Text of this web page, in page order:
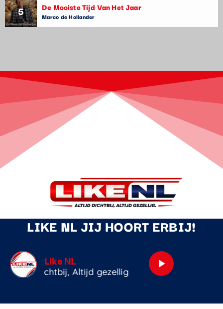
5 De Mooiste Tijd Van Het Jaar
Marco de Hollander
LIKE NL JIJ HOORT ERBIJ!
Kom Je Van De Reis
Tinus Hoekstra
play_arrow